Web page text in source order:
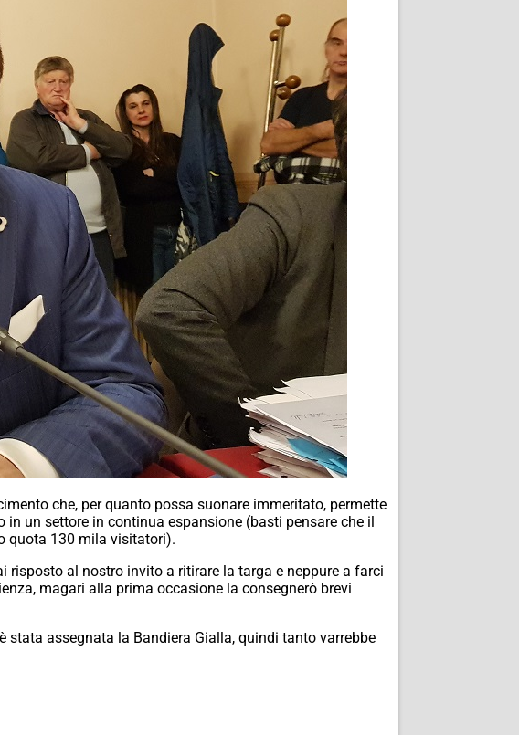
che, per quanto possa suonare immeritato, permette
un settore in continua espansione (basti pensare che il
quota 130 mila visitatori).
risposto al nostro invito a ritirare la targa e neppure a farci
magari alla prima occasione la consegnerò brevi
stata assegnata la Bandiera Gialla, quindi tanto varrebbe